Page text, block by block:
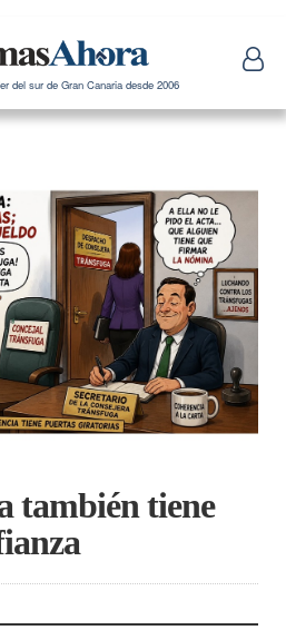
del sur de Gran Canaria desde 2006
también tiene